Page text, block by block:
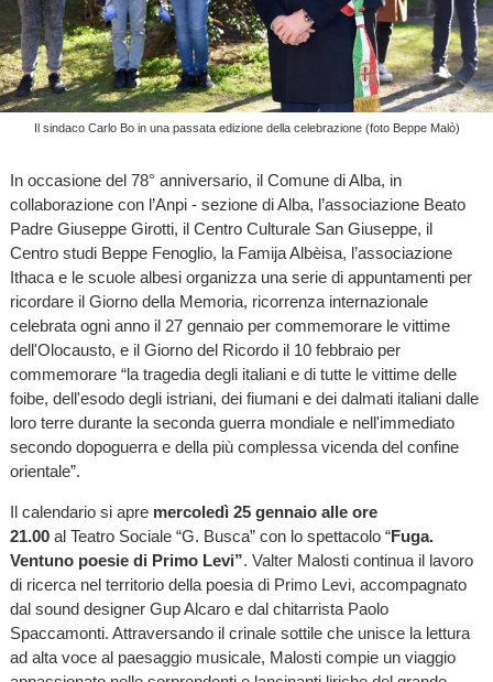
Il sindaco Carlo Bo in una passata edizione della celebrazione (foto Beppe Malò)
In occasione del 78° anniversario, il Comune di Alba, in
collaborazione con l’Anpi - sezione di Alba, l’associazione Beato
Padre Giuseppe Girotti, il Centro Culturale San Giuseppe, il
Centro studi Beppe Fenoglio, la Famija Albèisa, l’associazione
Ithaca e le scuole albesi organizza una serie di appuntamenti per
ricordare il Giorno della Memoria, ricorrenza internazionale
celebrata ogni anno il 27 gennaio per commemorare le vittime
dell'Olocausto, e il Giorno del Ricordo il 10 febbraio per
commemorare “la tragedia degli italiani e di tutte le vittime delle
foibe, dell'esodo degli istriani, dei fiumani e dei dalmati italiani dalle
loro terre durante la seconda guerra mondiale e nell'immediato
secondo dopoguerra e della più complessa vicenda del confine
orientale”.
Il calendario si apre mercoledì 25 gennaio alle ore
21.00al Teatro Sociale “G. Busca” con lo spettacolo “Fuga.
Ventuno poesie di Primo Levi”. Valter Malosti continua il lavoro
di ricerca nel territorio della poesia di Primo Levi, accompagnato
dal sound designer Gup Alcaro e dal chitarrista Paolo
Spaccamonti. Attraversando il crinale sottile che unisce la lettura
ad alta voce al paesaggio musicale, Malosti compie un viaggio